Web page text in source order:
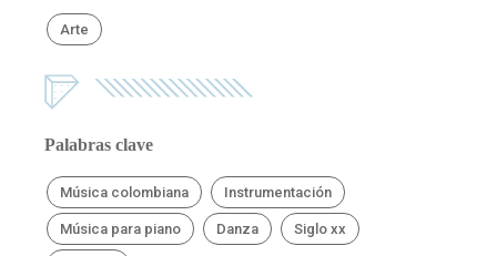
Arte
Palabras clave
Música colombiana Instrumentación
Música para piano Danza Siglo xx